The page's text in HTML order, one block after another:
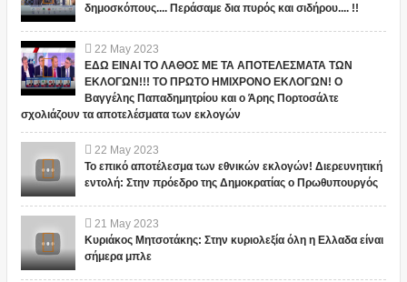
δημοσκόπους.... Περάσαμε δια πυρός και σιδήρου.... !!
22 May 2023
ΕΔΩ ΕΙΝΑΙ ΤΟ ΛΑΘΟΣ ΜΕ ΤΑ ΑΠΟΤΕΛΕΣΜΑΤΑ ΤΩΝ
ΕΚΛΟΓΩΝ!!! ΤΟ ΠΡΩΤΟ ΗΜΙΧΡΟΝΟ ΕΚΛΟΓΩΝ! Ο
Βαγγέλης Παπαδημητρίου και ο Άρης Πορτοσάλτε
σχολιάζουν τα αποτελέσματα των εκλογών
22 May 2023
Το επικό αποτέλεσμα των εθνικών εκλογών! Διερευνητική
εντολή: Στην πρόεδρο της Δημοκρατίας ο Πρωθυπουργός
21 May 2023
Κυριάκος Μητσοτάκης: Στην κυριολεξία όλη η Ελλαδα είναι
σήμερα μπλε